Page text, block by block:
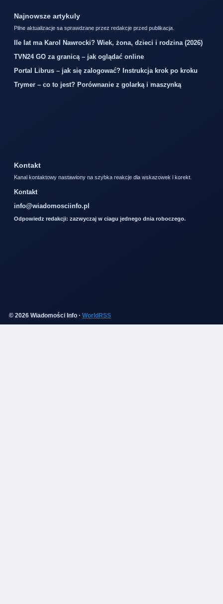
Najnowsze artykuly
Pilne aktualizacje sa sprawdzane przez redakcje przed publikacja.
Ile lat ma Karol Nawrocki? Wiek, żona, dzieci i rodzina (2026)
TVN24 GO za granicą – jak oglądać online
Portal Librus – jak się zalogować? Instrukcja krok po kroku
Trymer – co to jest? Porównanie z golarką i maszynką
Kontakt
Kanal kontaktowy nastawiony na szybka reakcje dla wskazowek i korekt.
Kontakt
info@wiadomosciinfo.pl
Odpowiedz redakcji: zazwyczaj w ciagu jednego dnia roboczego.
© 2026 Wiadomości Info · WorldRSS